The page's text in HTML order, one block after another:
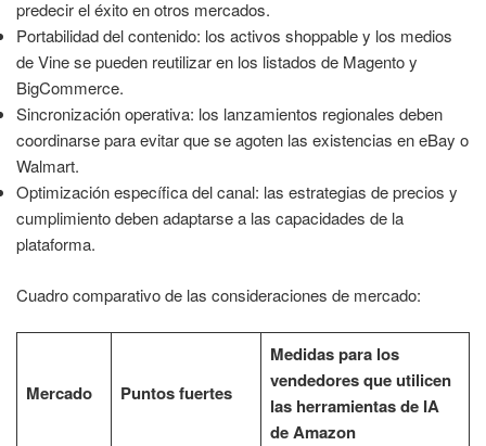
predecir el éxito en otros mercados.
Portabilidad del contenido: los activos shoppable y los medios
de Vine se pueden reutilizar en los listados de Magento y
BigCommerce.
Sincronización operativa: los lanzamientos regionales deben
coordinarse para evitar que se agoten las existencias en eBay o
Walmart.
Optimización específica del canal: las estrategias de precios y
cumplimiento deben adaptarse a las capacidades de la
plataforma.
Cuadro comparativo de las consideraciones de mercado:
Mercado Puntos fuertes
Medidas para los
vendedores que utilicen
las herramientas de IA
de Amazon